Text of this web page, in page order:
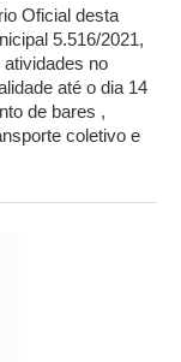
Oficial desta
5.516/2021,
no
até o dia 14
de bares ,
coletivo e